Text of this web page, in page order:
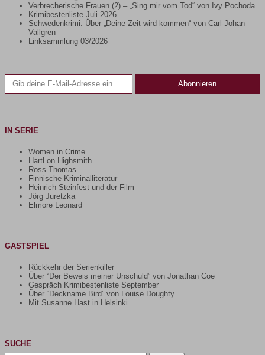
Verbrecherische Frauen (2) – „Sing mir vom Tod“ von Ivy Pochoda
Krimibestenliste Juli 2026
Schwedenkrimi: Über „Deine Zeit wird kommen“ von Carl-Johan
Vallgren
Linksammlung 03/2026
Gib deine E-Mail-Adresse ein ...
Abonnieren
IN SERIE
Women in Crime
Hartl on Highsmith
Ross Thomas
Finnische Kriminalliteratur
Heinrich Steinfest und der Film
Jörg Juretzka
Elmore Leonard
GASTSPIEL
Rückkehr der Serienkiller
Über “Der Beweis meiner Unschuld” von Jonathan Coe
Gespräch Krimibestenliste September
Über “Deckname Bird” von Louise Doughty
Mit Susanne Hast in Helsinki
SUCHE